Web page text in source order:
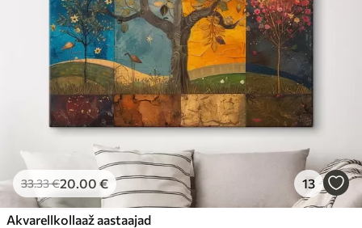
33.33€20.00 € 13
Akvarellkollaaž aastaajad